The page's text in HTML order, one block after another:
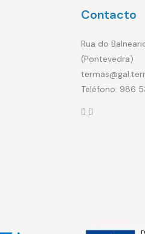
Contacto
Rua do
(Pontevedra)
Teléfono: 986